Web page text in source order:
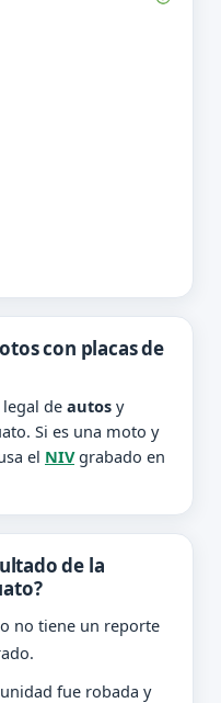
con placas de
legal de autos y
Si es una moto y
el NIVgrabado en
de la
no tiene un reporte
fue robada y